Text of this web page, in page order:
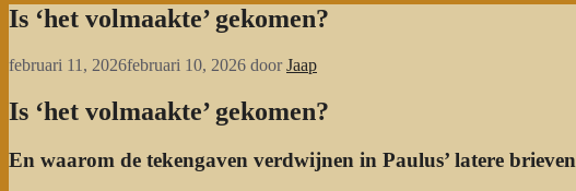
Is ‘het volmaakte’ gekomen?
februari 11, 2026februari 10, 2026 doorJaap
Is ‘het volmaakte’ gekomen?
En waarom de tekengaven verdwijnen in Paulus’ latere brieven